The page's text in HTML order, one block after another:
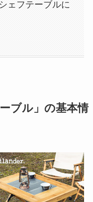
ェフテーブルに
ブル」の基本情